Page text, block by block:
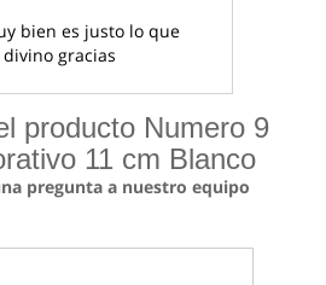
bien es justo lo que
gracias
producto Numero 9
11 cm Blanco
pregunta a nuestro equipo